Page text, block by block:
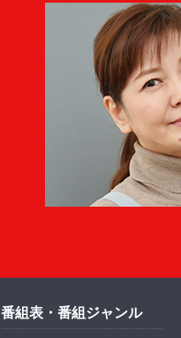
番組表・番組ジャンル